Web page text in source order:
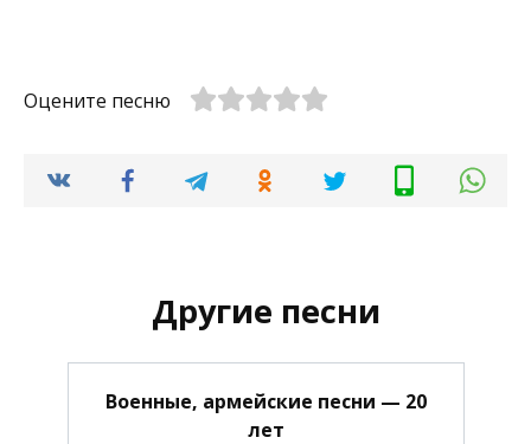
Оцените песню
Другие песни
Военные, армейские песни — 20
лет